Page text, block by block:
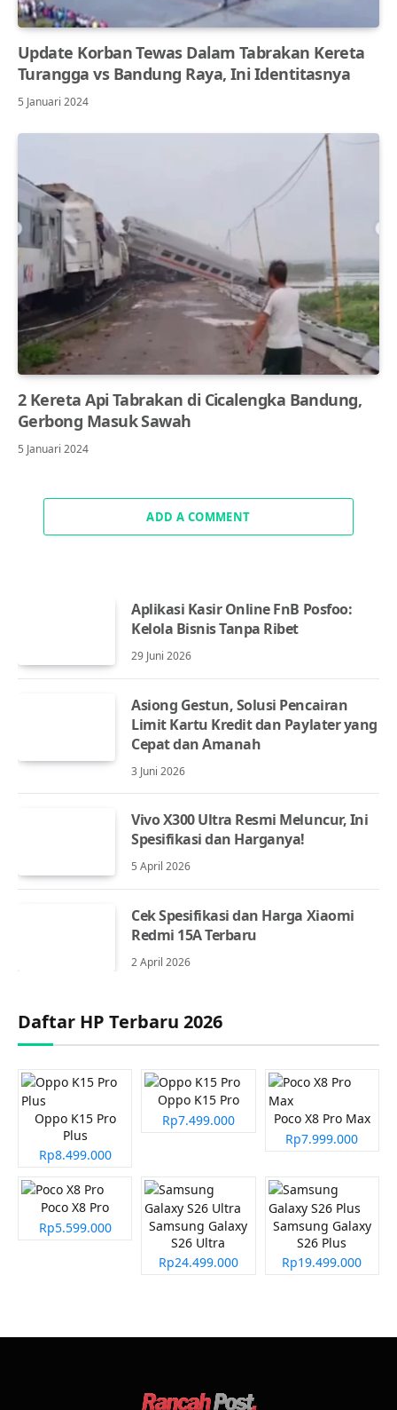
Update Korban Tewas Dalam Tabrakan Kereta
Turangga vs Bandung Raya, Ini Identitasnya
5 Januari 2024
2 Kereta Api Tabrakan di Cicalengka Bandung,
Gerbong Masuk Sawah
5 Januari 2024
ADD A COMMENT
Aplikasi Kasir Online FnB Posfoo:
Kelola Bisnis Tanpa Ribet
29 Juni 2026
Asiong Gestun, Solusi Pencairan
Limit Kartu Kredit dan Paylater yang
Cepat dan Amanah
3 Juni 2026
Vivo X300 Ultra Resmi Meluncur, Ini
Spesifikasi dan Harganya!
5 April 2026
Cek Spesifikasi dan Harga Xiaomi
Redmi 15A Terbaru
2 April 2026
Daftar HP Terbaru 2026
Oppo K15 Pro
Plus
Rp8.499.000
Oppo K15 Pro
Rp7.499.000
Poco X8 Pro Max
Rp7.999.000
Poco X8 Pro
Rp5.599.000
Samsung Galaxy
S26 Ultra
Rp24.499.000
Samsung Galaxy
S26 Plus
Rp19.499.000